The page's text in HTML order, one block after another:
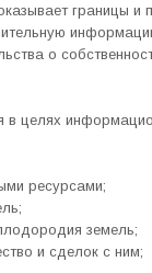
границы и
о
в целях
ресурсами;
земель;
и сделок с ним;